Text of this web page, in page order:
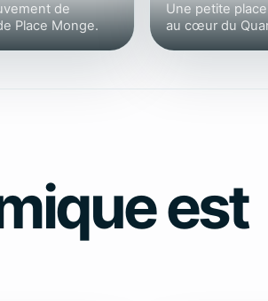
de
Place Monge.
Une petite place
au cœur du
est